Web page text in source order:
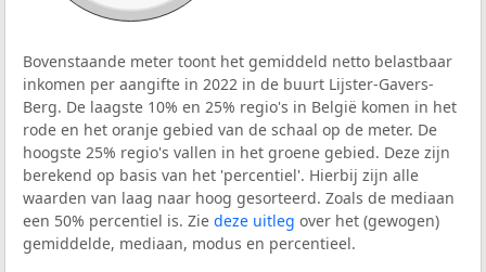
Bovenstaande meter toont het gemiddeld netto belastbaar
inkomen per aangifte in 2022 in de buurt Lijster-Gavers-
Berg. De laagste 10% en 25% regio's in België komen in het
rode en het oranje gebied van de schaal op de meter. De
hoogste 25% regio's vallen in het groene gebied. Deze zijn
berekend op basis van het 'percentiel'. Hierbij zijn alle
waarden van laag naar hoog gesorteerd. Zoals de mediaan
een 50% percentiel is. Zie deze uitleg over het (gewogen)
gemiddelde, mediaan, modus en percentieel.